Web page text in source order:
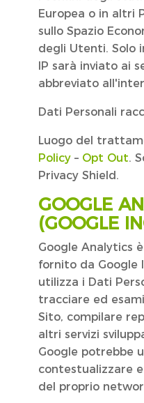
Europea o in altri
sullo Spazio
degli Utenti. Solo
IP sarà inviato ai
abbreviato
Dati Personali
Luogo del
Policy – Opt Out.
Privacy Shield.
GOOGLE
(GOOGLE
Google Analytics
fornito da Google
utilizza i Dati
tracciare ed
Sito, compilare
altri servizi
Google potrebbe
contestualizzare
del proprio